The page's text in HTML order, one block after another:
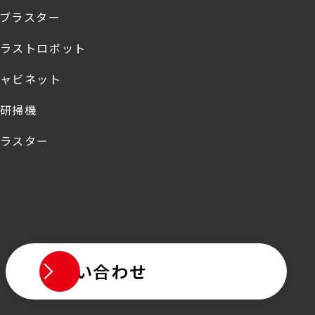
ラスター
ストロボット
ビネット
掃機
スター
お問い合わせ